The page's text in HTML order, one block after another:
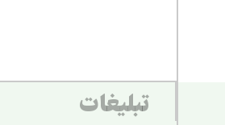
تبلیغات